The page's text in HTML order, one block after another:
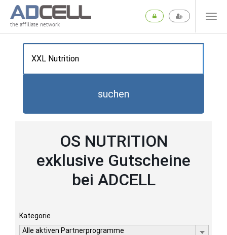
the affiliate network
suchen
OS NUTRITION
exklusive Gutscheine
bei ADCELL
Kategorie
Alle aktiven Partnerprogramme